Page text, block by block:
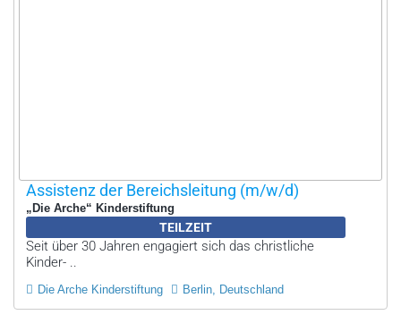
Assistenz der Bereichsleitung (m/w/d)
„Die Arche“ Kinderstiftung
TEILZEIT
Seit über 30 Jahren engagiert sich das christliche
Kinder- ..
Die Arche Kinderstiftung Berlin, Deutschland